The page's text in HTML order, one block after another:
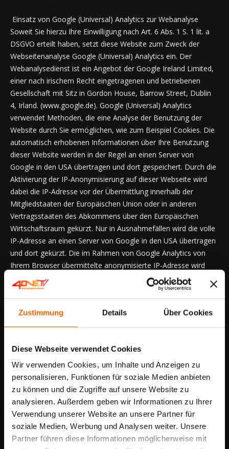
Zustimmung Details Über Cookies
Diese Webseite verwendet Cookies
Wir verwenden Cookies, um Inhalte und Anzeigen zu
personalisieren, Funktionen für soziale Medien anbieten
zu können und die Zugriffe auf unsere Website zu
analysieren. Außerdem geben wir Informationen zu Ihrer
Verwendung unserer Website an unsere Partner für
soziale Medien, Werbung und Analysen weiter. Unsere
Partner führen diese Informationen möglicherweise mit
Einsatz von Google (Universal) Analytics zur Webanalyse
Soweit Sie hierzu Ihre Einwilligung nach Art. 6 Abs. 1 S. 1 lit. a
DSGVO erteilt haben, setzt diese Website zum Zweck der
Webseitenanalyse Google (Universal) Analytics ein. Der
Webanalysedienst ist ein Angebot der Google Ireland Limited,
einer nach irischem Recht eingetragenen und betriebenen
Gesellschaft mit Sitz in Gordon House, Barrow Street, Dublin
4, Irland. (www.google.de). Google (Universal) Analytics
verwendet Methoden, die eine Analyse der Benutzung der
Website durch Sie ermöglichen, wie zum Beispiel Cookies. Die
automatisch erhobenen Informationen über Ihre Benutzung
dieser Website werden in der Regel an einen Server von
Google in den USA übertragen und dort gespeichert. Durch die
Aktivierung der IP-Anonymisierung auf dieser Webseite wird
dabei die IP-Adresse vor der Übermittlung innerhalb der
Mitgliedstaaten der Europäischen Union oder in anderen
Vertragsstaaten des Abkommens über den Europäischen
Wirtschaftsraum gekürzt. Nur in Ausnahmefällen wird die volle
IP-Adresse an einen Server von Google in den USA übertragen
und dort gekürzt. Die im Rahmen von Google Analytics von
Ihrem Browser übermittelte anonymisierte IP-Adresse wird
grundsätzlich nicht mit anderen Daten von Google
zusammengeführt. Nach Zweckfortfall und Ende des Einsatzes
von Google Analytics durch uns werden die in diesem
Zusammenhang erhobenen Daten gelöscht.
übertragen und dort gespeichert werden, ist die amerikanische
Gesellschaft Google LLC unter dem EU-US-Privacy Shield
zertifiziert. Ein aktuelles Zertifikat kann hier eingesehen
werden. Aufgrund dieses Abkommens zwischen den USA und
der Europäischen Kommission hat letztere für unter dem
Privacy Shield zertifizierte Unternehmen ein angemessenes
Datenschutzniveau festgestellt.